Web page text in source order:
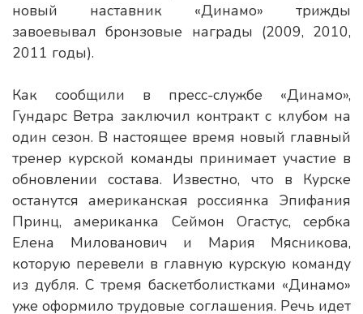
новый наставник «Динамо» трижды
завоевывал бронзовые награды (2009, 2010,
2011 годы).
Как сообщили в пресс-службе «Динамо»,
Гундарс Ветра заключил контракт с клубом на
один сезон. В настоящее время новый главный
тренер курской команды принимает участие в
обновлении состава. Известно, что в Курске
останутся американская россиянка Эпифания
Принц, американка Сеймон Огастус, сербка
Елена Милованович и Мария Мясникова,
которую перевели в главную курскую команду
из дубля. С тремя баскетболистками «Динамо»
уже оформило трудовые соглашения. Речь идет